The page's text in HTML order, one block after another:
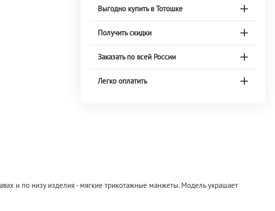
Выгодно купить в Тотошке
Получить скидки
Заказать по всей России
Легко оплатить
и по низу изделия - мягкие трикотажные манжеты. Модель украшает